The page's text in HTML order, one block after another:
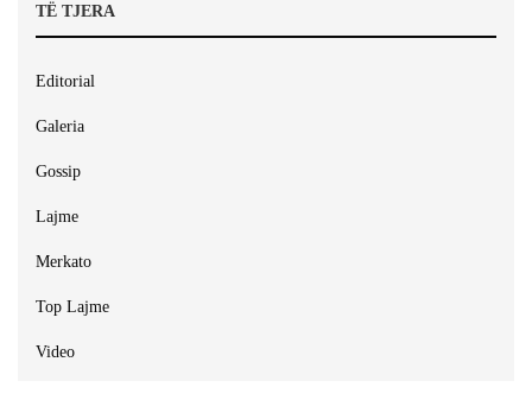
TË TJERA
Editorial
Galeria
Gossip
Lajme
Merkato
Top Lajme
Video